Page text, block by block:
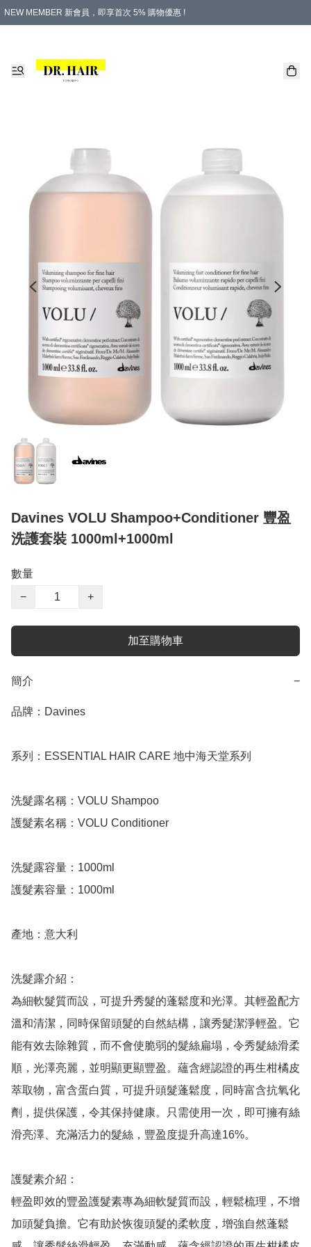
NEW MEMBER 新會員，即享首次 5% 購物優惠 !
Davines VOLU Shampoo+Conditioner 豐盈
洗護套裝 1000ml+1000ml
數量
−
+
加至購物車
簡介 −
品牌：Davines
系列：ESSENTIAL HAIR CARE 地中海天堂系列
洗髮露名稱：VOLU Shampoo
護髮素名稱：VOLU Conditioner
洗髮露容量：1000ml
護髮素容量：1000ml
產地：意大利
洗髮露介紹：
為細軟髮質而設，可提升秀髮的蓬鬆度和光澤。其輕盈配方
溫和清潔，同時保留頭髮的自然結構，讓秀髮潔淨輕盈。它
能有效去除雜質，而不會使脆弱的髮絲扁塌，令秀髮絲滑柔
順，光澤亮麗，並明顯更顯豐盈。蘊含經認證的再生柑橘皮
萃取物，富含蛋白質，可提升頭髮蓬鬆度，同時富含抗氧化
劑，提供保護，令其保持健康。只需使用一次，即可擁有絲
滑亮澤、充滿活力的髮絲，豐盈度提升高達16%。
護髮素介紹：
輕盈即效的豐盈護髮素專為細軟髮質而設，輕鬆梳理，不增
加頭髮負擔。它有助於恢復頭髮的柔軟度，增強自然蓬鬆